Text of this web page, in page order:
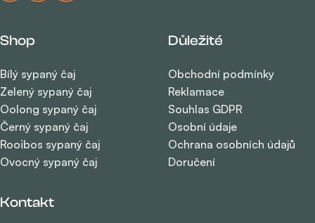
Shop
Bílý sypaný čaj
Zelený sypaný čaj
Oolong sypaný čaj
Černý sypaný čaj
Rooibos sypaný čaj
Ovocný sypaný čaj
Důležité
Obchodní podmínky
Reklamace
Souhlas GDPR
Osobní údaje
Ochrana osobních údajů
Doručení
Kontakt